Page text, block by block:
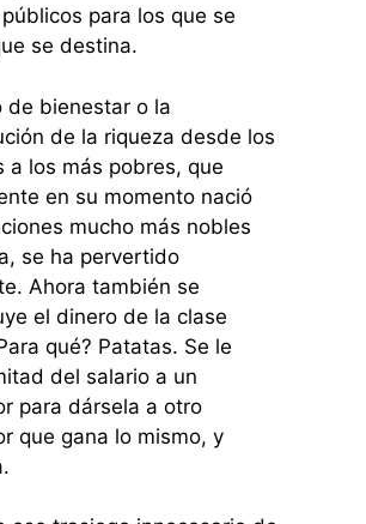
para los que se
se destina.
de bienestar o la
de la riqueza desde los
a los más pobres, que
en su momento nació
mucho más nobles
se ha pervertido
Ahora también se
el dinero de la clase
qué? Patatas. Se le
del salario a un
para dársela a otro
que gana lo mismo, y